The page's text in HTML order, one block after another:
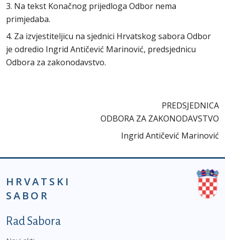
3. Na tekst Konačnog prijedloga Odbor nema
primjedaba.
4. Za izvjestiteljicu na sjednici Hrvatskog sabora Odbor
je odredio Ingrid Antičević Marinović, predsjednicu
Odbora za zakonodavstvo.
PREDSJEDNICA
ODBORA ZA ZAKONODAVSTVO
Ingrid Antičević Marinović
HRVATSKI
SABOR
Podnožje prvi izbornik
Rad Sabora